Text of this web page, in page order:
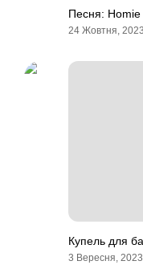
Песня:
24 Жовтня, 2023
Купель для
3 Вересня, 2023